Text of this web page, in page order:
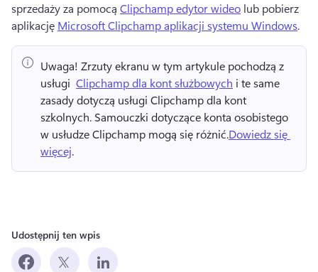
sprzedaży za pomocą Clipchamp edytor wideo lub pobierz
aplikację Microsoft Clipchamp aplikacji systemu Windows.
Uwaga! Zrzuty ekranu w tym artykule pochodzą z
usługi ⁠ Clipchamp dla kont służbowych i te same
zasady dotyczą usługi Clipchamp dla kont
szkolnych. Samouczki dotyczące konta osobistego
w usłudze Clipchamp mogą się różnić.Dowiedz się
więcej.
Udostępnij ten wpis